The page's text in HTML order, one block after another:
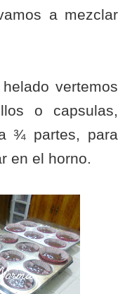
a mezclar
vertemos
o capsulas,
¾ partes, para
en el horno.